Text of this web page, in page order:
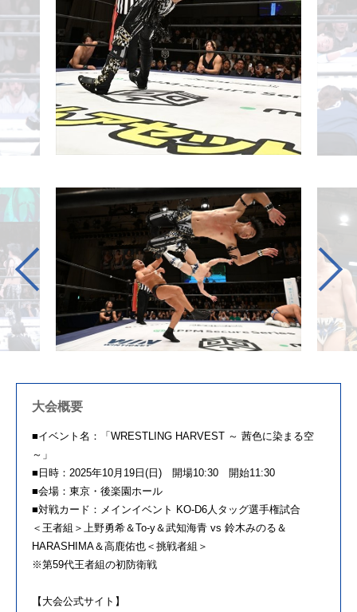
大会概要
■イベント名：「WRESTLING HARVEST ～ 茜色に染まる空
～」
■日時：2025年10月19日(日) 開場10:30 開始11:30
■会場：東京・後楽園ホール
■対戦カード：メインイベント KO-D6人タッグ選手権試合
＜王者組＞上野勇希＆To-y＆武知海青 vs 鈴木みのる＆
HARASHIMA＆高鹿佑也＜挑戦者組＞
※第59代王者組の初防衛戦
【大会公式サイト】